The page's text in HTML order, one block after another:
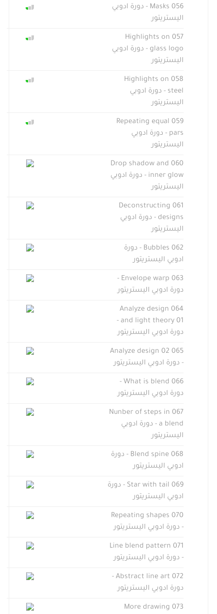
056 Masks - دورة ادوبي
اليستريتور
057 Highlights on
glass logo - دورة ادوبي
اليستريتور
058 Highlights on
steel - دورة ادوبي
اليستريتور
059 Repeating equal
pars - دورة ادوبي
اليستريتور
060 Drop shadow and
inner glow - دورة ادوبي
اليستريتور
061 Deconstructing
designs - دورة ادوبي
اليستريتور
062 Bubbles - دورة
ادوبي اليستريتور
063 Envelope warp -
دورة ادوبي اليستريتور
064 Analyze design
and light theory 01 -
دورة ادوبي اليستريتور
065 Analyze design 02
- دورة ادوبي اليستريتور
066 What is blend -
دورة ادوبي اليستريتور
067 Nunber of steps in
a blend - دورة ادوبي
اليستريتور
068 Blend spine - دورة
ادوبي اليستريتور
069 Star with tail - دورة
ادوبي اليستريتور
070 Repeating shapes
- دورة ادوبي اليستريتور
071 Line blend pattern
- دورة ادوبي اليستريتور
072 Abstract line art -
دورة ادوبي اليستريتور
073 More drawing